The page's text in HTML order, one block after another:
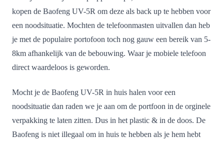
kopen de Baofeng UV-5R om deze als back up te hebben voor
een noodsituatie. Mochten de telefoonmasten uitvallen dan heb
je met de populaire portofoon toch nog gauw een bereik van 5-
8km afhankelijk van de bebouwing. Waar je mobiele telefoon
direct waardeloos is geworden.
Mocht je de Baofeng UV-5R in huis halen voor een
noodsituatie dan raden we je aan om de portfoon in de orginele
verpakking te laten zitten. Dus in het plastic & in de doos. De
Baofeng is niet illegaal om in huis te hebben als je hem hebt